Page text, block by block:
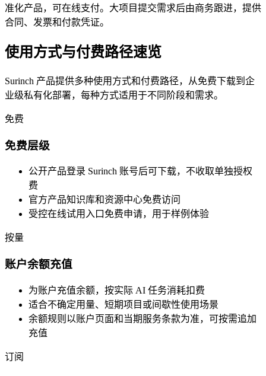
准化产品，可在线支付。大项目提交需求后由商务跟进，提供
合同、发票和付款凭证。
使用方式与付费路径速览
Surinch 产品提供多种使用方式和付费路径，从免费下载到企
业级私有化部署，每种方式适用于不同阶段和需求。
免费
免费层级
公开产品登录 Surinch 账号后可下载，不收取单独授权
费
官方产品知识库和资源中心免费访问
受控在线试用入口免费申请，用于样例体验
按量
账户余额充值
为账户充值余额，按实际 AI 任务消耗扣费
适合不确定用量、短期项目或间歇性使用场景
余额规则以账户页面和当期服务条款为准，可按需追加
充值
订阅